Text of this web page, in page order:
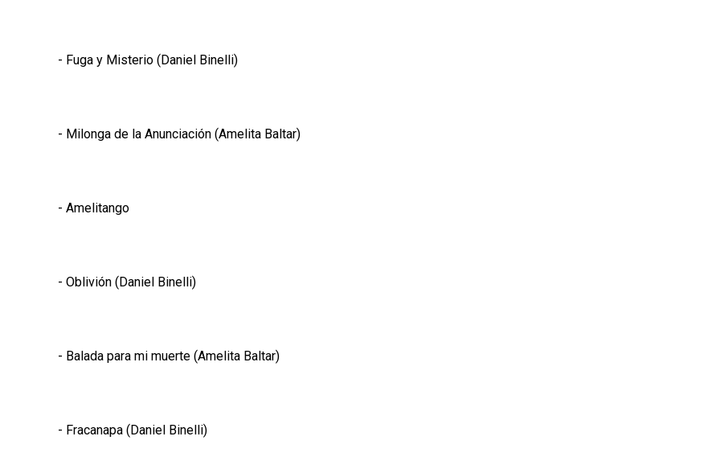
- Fuga y Misterio (Daniel Binelli)
- Milonga de la Anunciación (Amelita Baltar)
- Amelitango
- Oblivión (Daniel Binelli)
- Balada para mi muerte (Amelita Baltar)
- Fracanapa (Daniel Binelli)